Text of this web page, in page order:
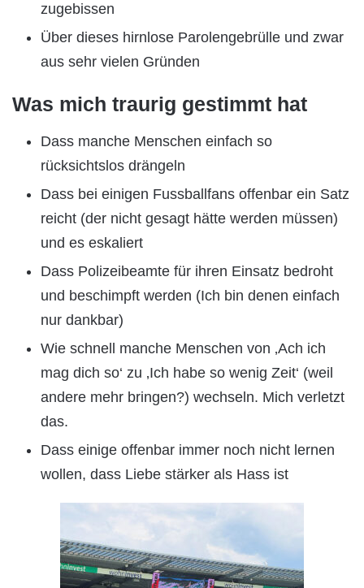
zugebissen
Über dieses hirnlose Parolengebrülle und zwar
aus sehr vielen Gründen
Was mich traurig gestimmt hat
Dass manche Menschen einfach so
rücksichtslos drängeln
Dass bei einigen Fussballfans offenbar ein Satz
reicht (der nicht gesagt hätte werden müssen)
und es eskaliert
Dass Polizeibeamte für ihren Einsatz bedroht
und beschimpft werden (Ich bin denen einfach
nur dankbar)
Wie schnell manche Menschen von ‚Ach ich
mag dich so‘ zu ‚Ich habe so wenig Zeit‘ (weil
andere mehr bringen?) wechseln. Mich verletzt
das.
Dass einige offenbar immer noch nicht lernen
wollen, dass Liebe stärker als Hass ist